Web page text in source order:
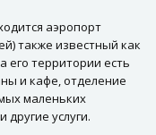
аэропорт
также известный как
территории есть
и кафе, отделение
маленьких
услуги.